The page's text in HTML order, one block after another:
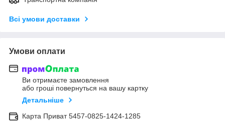
Всі умови доставки
Умови оплати
Ви отримаєте замовлення
або гроші повернуться на вашу картку
Детальніше
Карта Приват 5457-0825-1424-1285